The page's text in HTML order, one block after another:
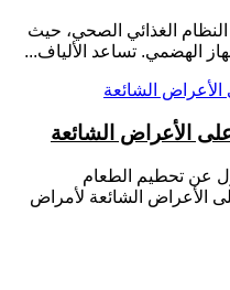
النظام الغذائي الصحي، حيث
الهضمي. تساعد الألياف...
الأعراض الشائعة
عن تحطيم الطعام
الأعراض الشائعة لأمراض